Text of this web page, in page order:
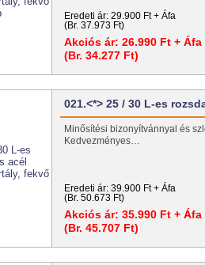
Eredeti ár: 29.900 Ft + Áfa
(Br. 37.973 Ft)
Akciós ár: 26.990 Ft + Áfa
(Br. 34.277 Ft)
021.<*> 25 / 30 L-es
Minősítési bizonyítvánnyal és
Kedvezményes…
Eredeti ár: 39.900 Ft + Áfa
(Br. 50.673 Ft)
Akciós ár: 35.990 Ft + Áfa
(Br. 45.707 Ft)